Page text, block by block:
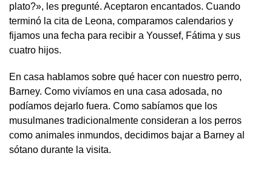
plato?», les pregunté. Aceptaron encantados. Cuando
terminó la cita de Leona, comparamos calendarios y
fijamos una fecha para recibir a Youssef, Fátima y sus
cuatro hijos.
En casa hablamos sobre qué hacer con nuestro perro,
Barney. Como vivíamos en una casa adosada, no
podíamos dejarlo fuera. Como sabíamos que los
musulmanes tradicionalmente consideran a los perros
como animales inmundos, decidimos bajar a Barney al
sótano durante la visita.